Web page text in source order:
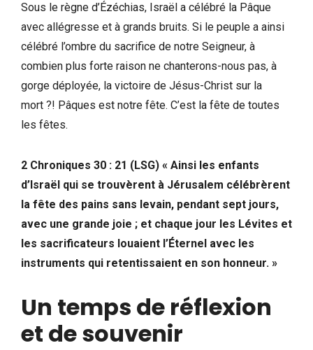
Sous le règne d’Ézéchias, Israël a célébré la Pâque
avec allégresse et à grands bruits. Si le peuple a ainsi
célébré l’ombre du sacrifice de notre Seigneur, à
combien plus forte raison ne chanterons-nous pas, à
gorge déployée, la victoire de Jésus-Christ sur la
mort ?! Pâques est notre fête. C’est la fête de toutes
les fêtes.
2 Chroniques 30 : 21 (LSG) « Ainsi les enfants
d’Israël qui se trouvèrent à Jérusalem célébrèrent
la fête des pains sans levain, pendant sept jours,
avec une grande joie ; et chaque jour les Lévites et
les sacrificateurs louaient l’Éternel avec les
instruments qui retentissaient en son honneur. »
Un temps de réflexion
et de souvenir